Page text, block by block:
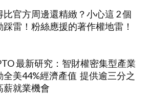
比官方周邊還精緻？小心這 2 個
踩雷！粉絲應援的著作權地雷！
最新研究：智財權密集型產業
全美44%經濟產值 提供逾三分之
薪就業機會